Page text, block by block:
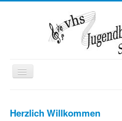
Toggle
Navigation
Wir über uns
Herzlich Willkommen